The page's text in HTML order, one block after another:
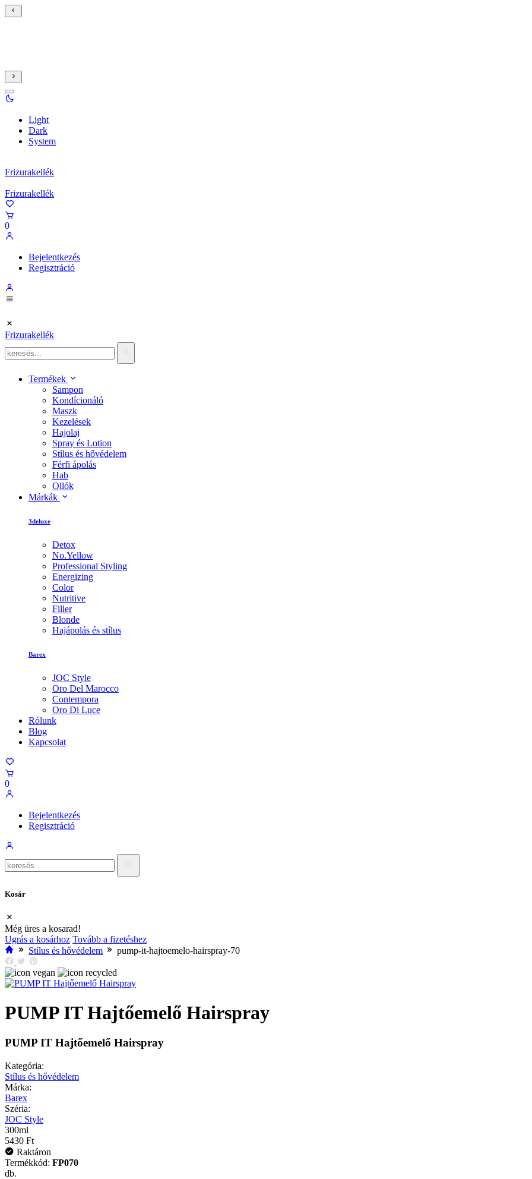
Light
Dark
System
Frizurakellék
Frizurakellék
0
Bejelentkezés
Regisztráció
Frizurakellék
Termékek
Sampon
Kondícionáló
Maszk
Kezelések
Hajolaj
Spray és Lotion
Stílus és hővédelem
Férfi ápolás
Hab
Ollók
Márkák
3deluxe
Detox
No.Yellow
Professional Styling
Energizing
Color
Nutritive
Filler
Blonde
Hajápolás és stílus
Barex
JOC Style
Oro Del Marocco
Contempora
Oro Di Luce
Rólunk
Blog
Kapcsolat
0
Bejelentkezés
Regisztráció
Kosár
Még üres a kosarad!
Ugrás a kosárhoz Tovább a fizetéshez
Stílus és hővédelem
pump-it-hajtoemelo-hairspray-70
PUMP IT Hajtőemelő Hairspray
PUMP IT Hajtőemelő Hairspray
Kategória:
Stílus és hővédelem
Márka:
Barex
Széria:
JOC Style
300ml
5430 Ft
Raktáron
Termékkód: FP070
db.